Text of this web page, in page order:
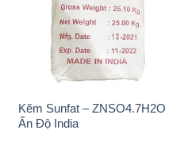
Kẽm Sunfat – ZNSO4.7H2O
Ấn Độ India